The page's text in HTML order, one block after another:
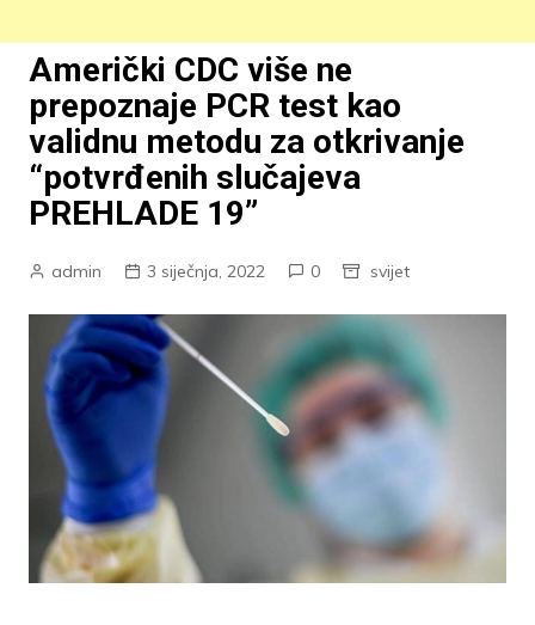
Američki CDC više ne
prepoznaje PCR test kao
validnu metodu za otkrivanje
“potvrđenih slučajeva
PREHLADE 19”
admin 3 siječnja, 2022 0 svijet